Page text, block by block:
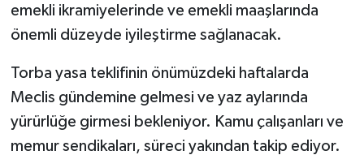
emekli ikramiyelerinde ve emekli maaşlarında
önemli düzeyde iyileştirme sağlanacak.
Torba yasa teklifinin önümüzdeki haftalarda
Meclis gündemine gelmesi ve yaz aylarında
yürürlüğe girmesi bekleniyor. Kamu çalışanları ve
memur sendikaları, süreci yakından takip ediyor.